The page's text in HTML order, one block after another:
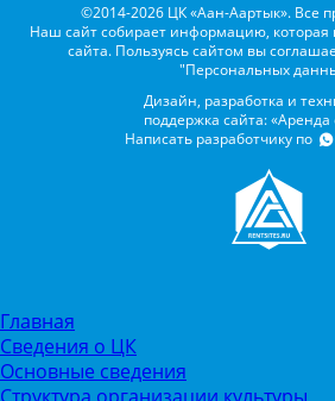
©2014-2026 ЦК «Аан-Аартык». Все
Наш сайт собирает информацию, которая
сайта. Пользуясь сайтом вы
"Персональных
Дизайн, разработка и
поддержка сайта: «Аренда
Написать разработчику по
Главная
Сведения о ЦК
Основные сведения
Структура организации культуры